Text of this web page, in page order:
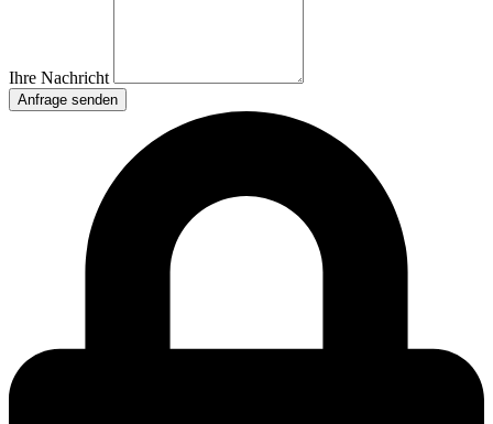
Ihre Nachricht
Anfrage senden